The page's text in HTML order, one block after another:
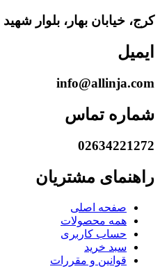
کرج، خیابان بهار، بلوار شهید
ایمیل
info@allinja.com
شماره تماس
02634221272
راهنمای مشتریان
صفحه اصلی
همه محصولات
حساب کاربری
سبد خرید
قوانین و مقررات